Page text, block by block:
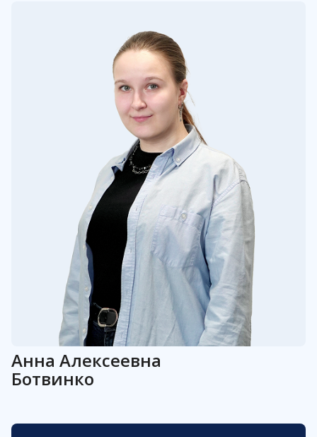
Анна Алексеевна
Ботвинко